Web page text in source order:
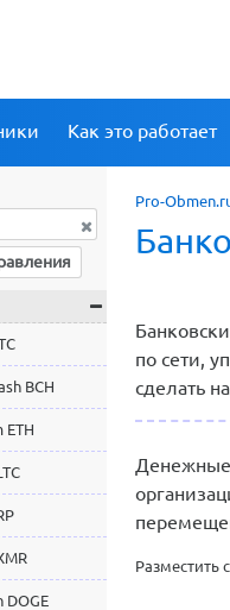
Как это работает
Pro-
по сети,
сделать
Денежные
Разместить
BCH
ETH
DOGE